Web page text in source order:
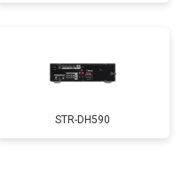
STR-DH590